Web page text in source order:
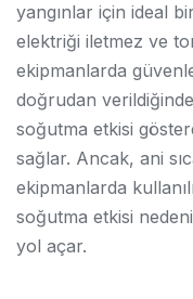
yangınlar için ideal
elektriği iletmez ve
ekipmanlarda
doğrudan
soğutma etkisi
sağlar. Ancak, ani
ekipmanlarda
soğutma etkisi
yol açar.